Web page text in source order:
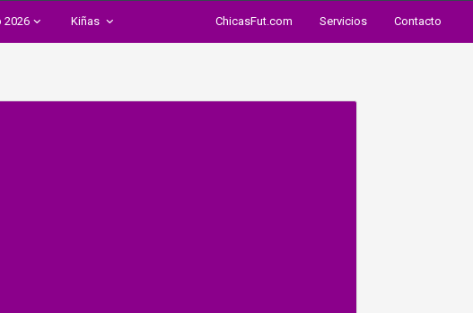
2026 Kiñas ChicasFut.com Servicios Contacto